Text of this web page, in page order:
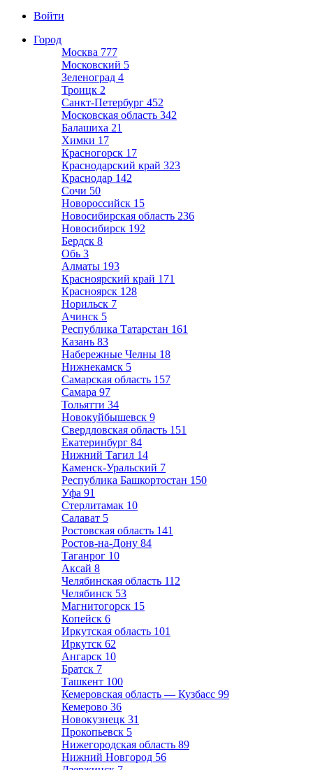
Войти
Город
Москва 777
Московский 5
Зеленоград 4
Троицк 2
Санкт-Петербург 452
Московская область 342
Балашиха 21
Химки 17
Красногорск 17
Краснодарский край 323
Краснодар 142
Сочи 50
Новороссийск 15
Новосибирская область 236
Новосибирск 192
Бердск 8
Обь 3
Алматы 193
Красноярский край 171
Красноярск 128
Норильск 7
Ачинск 5
Республика Татарстан 161
Казань 83
Набережные Челны 18
Нижнекамск 5
Самарская область 157
Самара 97
Тольятти 34
Новокуйбышевск 9
Свердловская область 151
Екатеринбург 84
Нижний Тагил 14
Каменск-Уральский 7
Республика Башкортостан 150
Уфа 91
Стерлитамак 10
Салават 5
Ростовская область 141
Ростов-на-Дону 84
Таганрог 10
Аксай 8
Челябинская область 112
Челябинск 53
Магнитогорск 15
Копейск 6
Иркутская область 101
Иркутск 62
Ангарск 10
Братск 7
Ташкент 100
Кемеровская область — Кузбасс 99
Кемерово 36
Новокузнецк 31
Прокопьевск 5
Нижегородская область 89
Нижний Новгород 56